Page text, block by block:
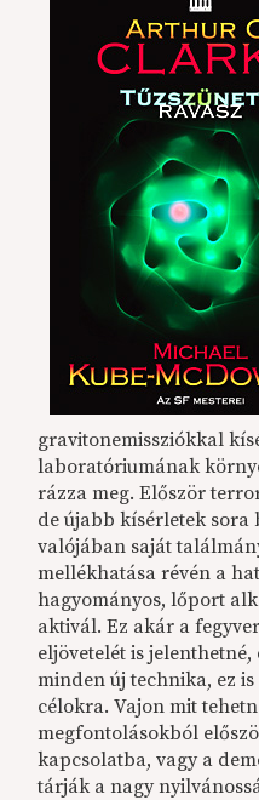
gravitonemissziókkal
laboratóriumának
rázza meg. Először
de újabb kísérletek sora
valójában saját
mellékhatása révén a
hagyományos, lőport
aktivál. Ez akár a
eljövetelét is
minden új technika, ez
célokra. Vajon mit
megfontolásokból
kapcsolatba, vagy a
tárják a nagy